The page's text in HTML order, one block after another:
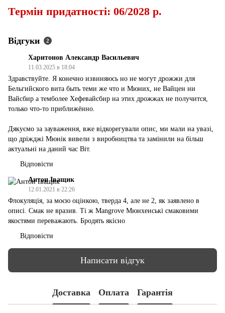
Термін придатності: 06/2028 р.
Відгуки 2
Харитонов Александр Васильевич
11.03.2025 в 18:04
Здравствуйте. Я конечно извиняюсь но не могут дрожжи для
Бельгийского вита быть теми же что и Мюних, не Вайцен ни
Вайсбир а темболее Хефевайсбир на этих дрожжах не получится,
только что-то приближённо.
Дякуємо за зауваження, вже відкорегували опис, ми мали на увазі,
що дріжджі Мюнік вивели з виробництва та замінили на більш
актуальні на даний час Віт.
Відповісти
Антон Іващик
12.01.2021 в 22:26
Флокуляція, за моєю оцінкою, тверда 4, але не 2, як заявлено в
описі. Смак не вразив. Ті ж Mangrove Мюнхенські смаковими
якостями переважають. Бродять якісно
Відповісти
Написати відгук
Доставка Оплата Гарантія